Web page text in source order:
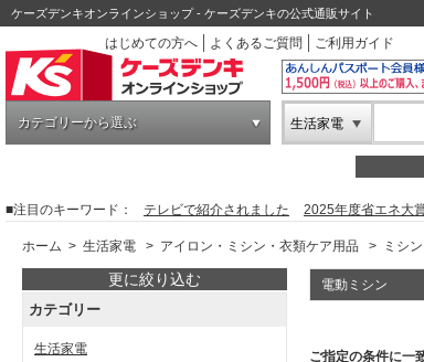
ケーズデンキオンラインショップ - ケーズデンキの公式通販サイト
はじめての方へ
よくあるご質問 ご利用ガイド
カテゴリーから選ぶ 生活家電
■注目のキーワード： テレビで紹介されました 2025年度省エネ大
ホーム > 生活家電 > アイロン・ミシン・衣類ケア用品 > ミシン
更に絞り込む
カテゴリー
生活家電
電動ミシン
ご指定の条件に一